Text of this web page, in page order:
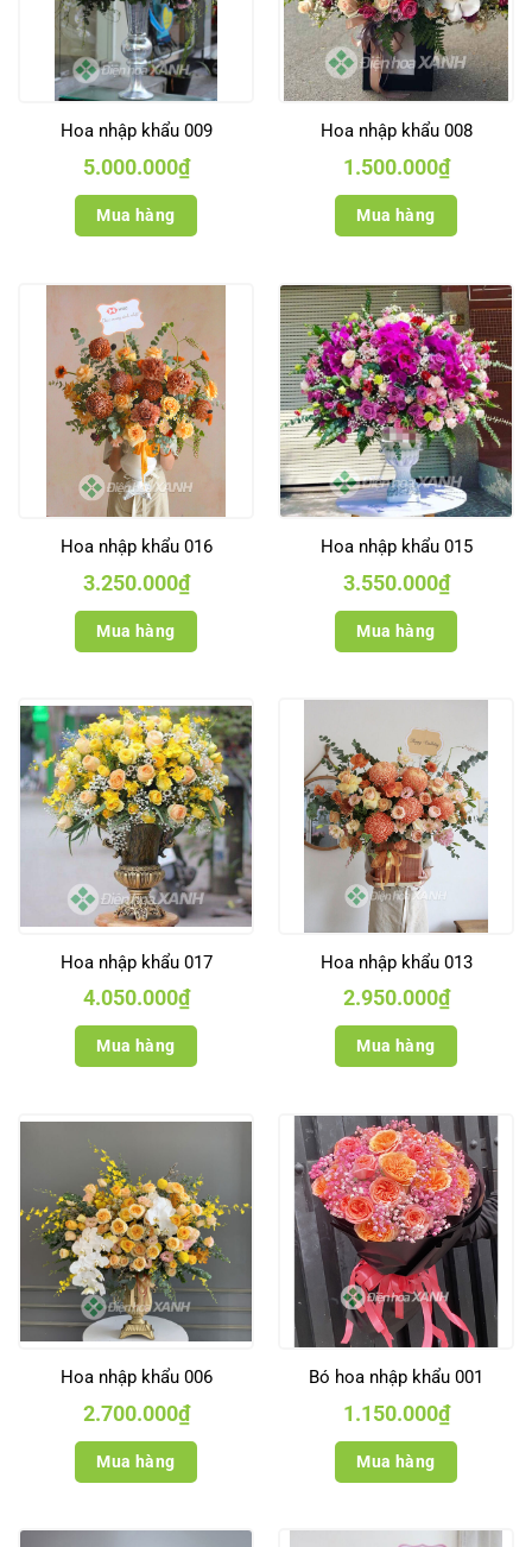
Hoa nhập khẩu 009
5.000.000₫
Mua hàng
Hoa nhập khẩu 008
1.500.000₫
Mua hàng
Hoa nhập khẩu 016
3.250.000₫
Mua hàng
Hoa nhập khẩu 015
3.550.000₫
Mua hàng
Hoa nhập khẩu 017
4.050.000₫
Mua hàng
Hoa nhập khẩu 013
2.950.000₫
Mua hàng
Hoa nhập khẩu 006
2.700.000₫
Mua hàng
Bó hoa nhập khẩu 001
1.150.000₫
Mua hàng